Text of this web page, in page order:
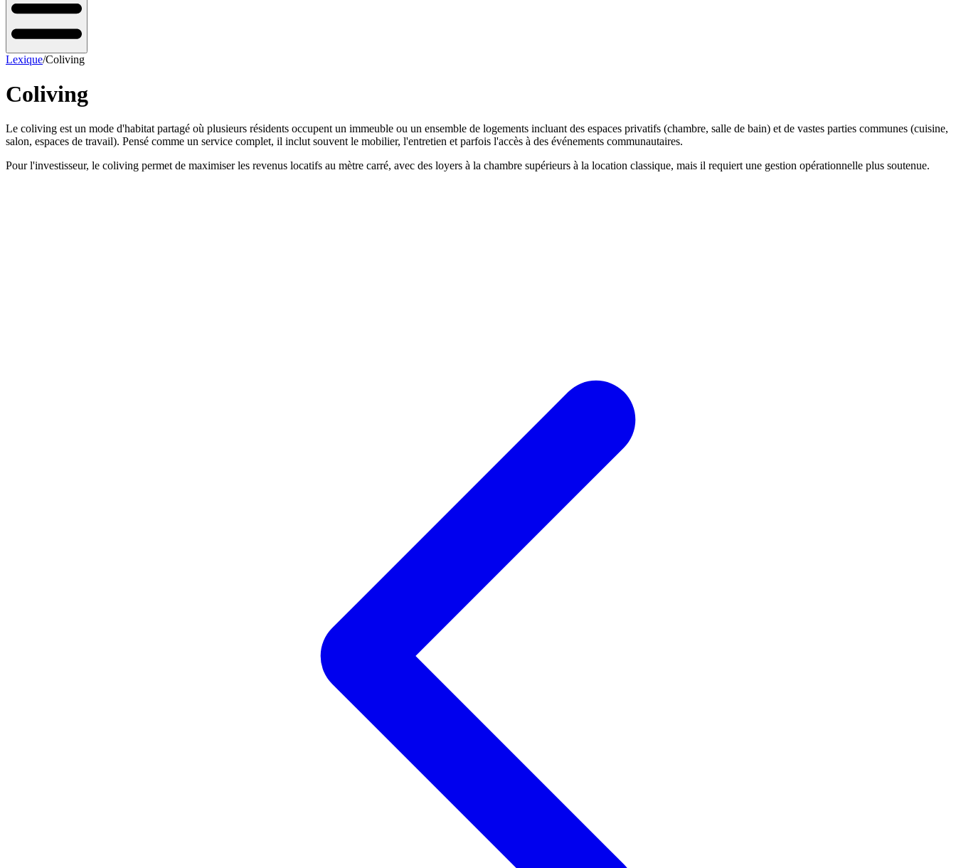
Lexique/Coliving
Coliving
Le coliving est un mode d'habitat partagé où plusieurs résidents occupent un immeuble ou un ensemble de logements incluant des espaces privatifs (chambre, salle de bain) et de vastes parties communes (cuisine,
salon, espaces de travail). Pensé comme un service complet, il inclut souvent le mobilier, l'entretien et parfois l'accès à des événements communautaires.
Pour l'investisseur, le coliving permet de maximiser les revenus locatifs au mètre carré, avec des loyers à la chambre supérieurs à la location classique, mais il requiert une gestion opérationnelle plus soutenue.